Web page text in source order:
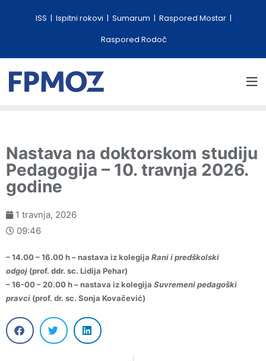
ISS Ispitni rokovi Sumarum
Raspored Mostar
Raspored Rodoč
Nastava na doktorskom studiju
Pedagogija – 10. travnja 2026.
godine
1 travnja, 2026
09:46
– 14.00 – 16.00 h – nastava iz kolegija Rani i predškolski
odgoj (prof. ddr. sc. Lidija Pehar)
– 16-00 – 20.00 h – nastava iz kolegija Suvremeni pedagoški
pravci (prof. dr. sc. Sonja Kovačević)